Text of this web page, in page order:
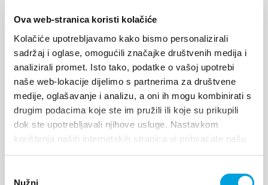
Ova web-stranica koristi kolačiće
Kolačiće upotrebljavamo kako bismo personalizirali
sadržaj i oglase, omogućili značajke društvenih medija i
analizirali promet. Isto tako, podatke o vašoj upotrebi
naše web-lokacije dijelimo s partnerima za društvene
medije, oglašavanje i analizu, a oni ih mogu kombinirati s
drugim podacima koje ste im pružili ili koje su prikupili
dok ste upotrebljavali njihove usluge. Nastavkom
korištenja naših internetskih stranica vi prihvaćate našu
Nužni
Winzergemeinschaft zusammenruft. Tatsächlich
wurde bestätigt, dass der Crljenak aus Kaštela und
die amerikanische Sorte Zinfandel das gleiche
genetische Profil besitzen...
ERFORSCHE